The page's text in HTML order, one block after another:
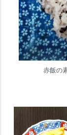
赤飯の